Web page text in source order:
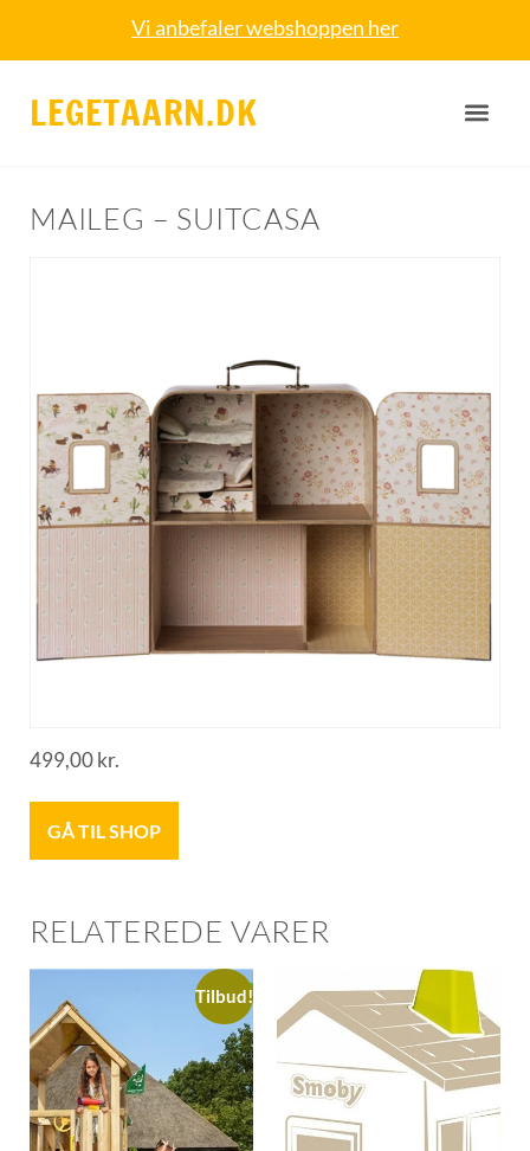
Vi anbefaler webshoppen her
LEGETAARN.DK
MAILEG – SUITCASA
499,00kr.
GÅ TIL SHOP
RELATEREDE VARER
Tilbud!